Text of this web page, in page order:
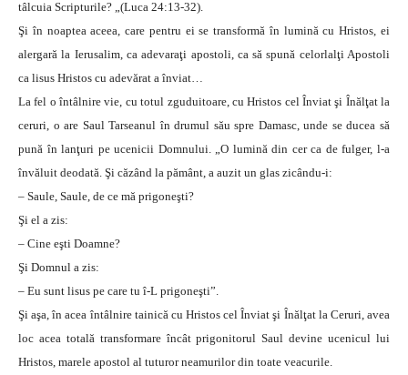
tâlcuia Scripturile? „(Luca 24:13-32).
Şi în noaptea aceea, care pentru ei se transformă în lumină cu Hristos, ei
alergară la Ierusalim, ca adevaraţi apostoli, ca să spună celorlalţi Apostoli
ca lisus Hristos cu adevărat a înviat…
La fel o întâlnire vie, cu totul zguduitoare, cu Hristos cel Înviat şi Înălţat la
ceruri, o are Saul Tarseanul în drumul său spre Damasc, unde se ducea să
pună în lanţuri pe ucenicii Domnului. „O lumină din cer ca de fulger, l-a
învăluit deodată. Şi căzând la pământ, a auzit un glas zicându-i:
– Saule, Saule, de ce mă prigoneşti?
Şi el a zis:
– Cine eşti Doamne?
Şi Domnul a zis:
– Eu sunt lisus pe care tu î-L prigoneşti”.
Şi aşa, în acea întâlnire tainică cu Hristos cel Înviat şi Înălţat la Ceruri, avea
loc acea totală transformare încât prigonitorul Saul devine ucenicul lui
Hristos, marele apostol al tuturor neamurilor din toate veacurile.